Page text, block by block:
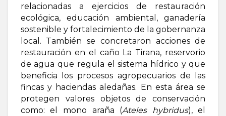
relacionadas a ejercicios de restauración
ecológica, educación ambiental, ganadería
sostenible y fortalecimiento de la gobernanza
local. También se concretaron acciones de
restauración en el caño La Tirana, reservorio
de agua que regula el sistema hídrico y que
beneficia los procesos agropecuarios de las
fincas y haciendas aledañas. En esta área se
protegen valores objetos de conservación
como: el mono araña (Ateles hybridus), el